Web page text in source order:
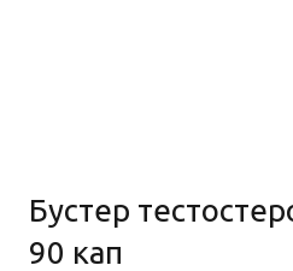
Бустер
90 кап